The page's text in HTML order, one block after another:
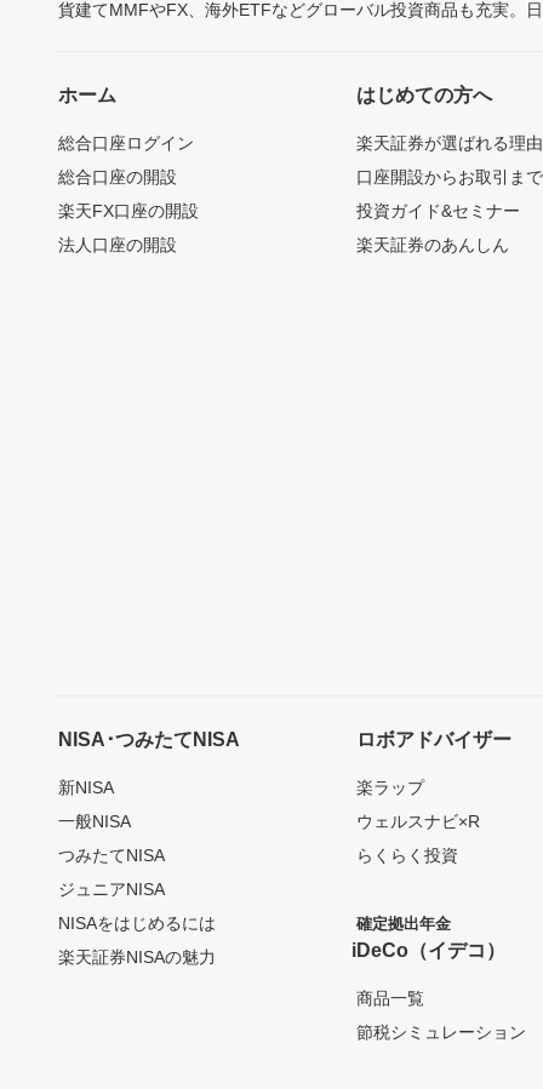
貨建てMMFやFX、海外ETFなどグローバル投資商品も充実。
ホーム
総合口座ログイン
総合口座の開設
楽天FX口座の開設
法人口座の開設
はじめての方へ
楽天証券が選ばれる理由
口座開設からお取引ま
投資ガイド&セミナー
楽天証券のあんしん
NISA･つみたてNISA
新NISA
一般NISA
つみたてNISA
ジュニアNISA
NISAをはじめるには
楽天証券NISAの魅力
ロボアドバイザー
楽ラップ
ウェルスナビ×R
らくらく投資
確定拠出年金
iDeCo（イデコ）
商品一覧
節税シミュレーション